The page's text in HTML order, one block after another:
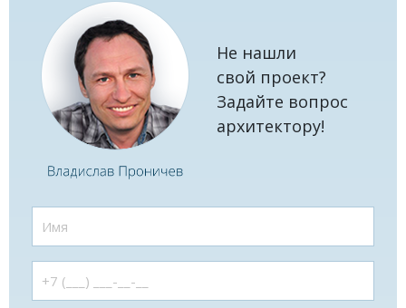
Не нашли
свой проект?
Задайте вопрос
архитектору!